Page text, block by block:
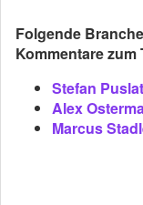
Folgende
Kommentare
Stefan
Alex
Marcus